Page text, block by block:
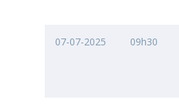
07-07-2025 09h30